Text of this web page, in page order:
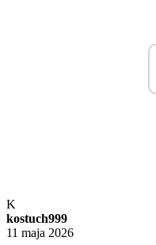
K
kostuch999
11 maja 2026